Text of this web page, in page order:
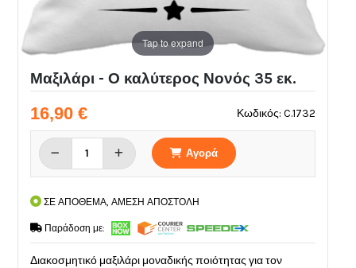
Tap to expand
Μαξιλάρι - Ο καλύτερος Νονός 35 εκ.
Κωδικός: C.1732
16,90 €
Αγορά
ΣΕ ΑΠΟΘΕΜΑ, ΑΜΕΣΗ ΑΠΟΣΤΟΛΗ
Παράδοση με:
Διακοσμητικό μαξιλάρι μοναδικής ποιότητας για τον